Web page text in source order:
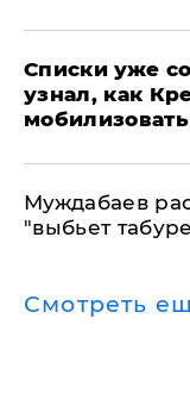
Списки уже
узнал, как
Муждабаев
"выбьет
Смотреть